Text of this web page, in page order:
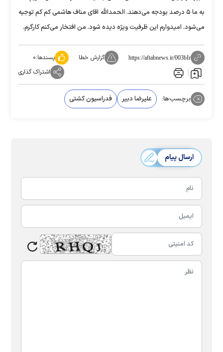
به ما ۵ درصد بودجه می‌دهند. الحمدالله اقای مناف هاشمی کم کم توجیه
می‌شود. امیدوارم این ظرفیت ویژه دیده شود. من افتخار می‌کنم کارگرم.
https://aftabnews.ir/003bIr گزارش خطا پسندها:۰
اشتراک گذاری
برچسب‌ها: علیرضا دبیر فدراسیون کشتی
ارسال پیام